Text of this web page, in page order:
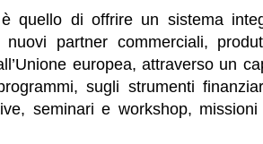
è quello di offrire un sistema
partner commerciali,
europea, attraverso un
sugli strumenti
seminari e workshop,